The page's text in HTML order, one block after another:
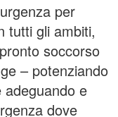
per
tutti gli ambiti,
soccorso
– potenziando
e
dove